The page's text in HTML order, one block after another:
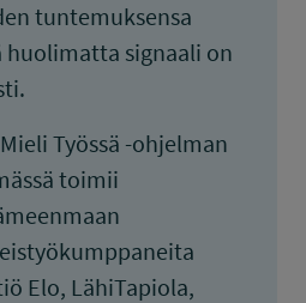
tuntemuksensa
signaali on
Työssä -ohjelman
toimii
Elo, LähiTapiola,